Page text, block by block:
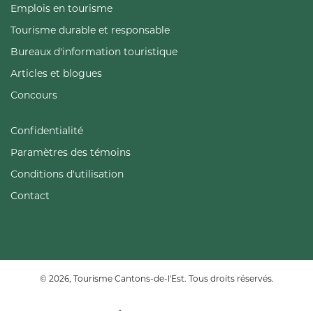
Emplois en tourisme
Tourisme durable et responsable
Bureaux d'information touristique
Articles et blogues
Concours
Confidentialité
Paramètres des témoins
Conditions d'utilisation
Contact
© 2026, Tourisme Cantons-de-l'Est. Tous droits réservés.